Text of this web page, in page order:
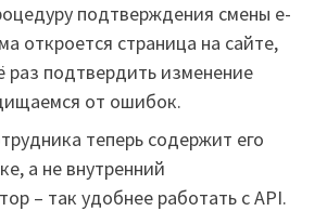
подтверждения смены e-
откроется страница на сайте,
раз подтвердить изменение
от ошибок.
теперь содержит его
а не внутренний
– так удобнее работать с API.